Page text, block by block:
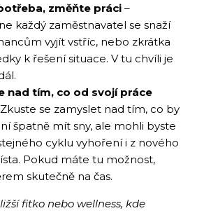
změňte práci –
každý zaměstnavatel se snaží
vyjít vstříc, nebo zkrátka
k řešení situace. V tu chvíli je
nad tím, co od svojí práce
se zamyslet nad tím, co by
špatně mít sny, ale mohli byste
cyklu vyhoření i z nového
Pokud máte tu možnost,
skutečně na čas.
fitko nebo wellness, kde